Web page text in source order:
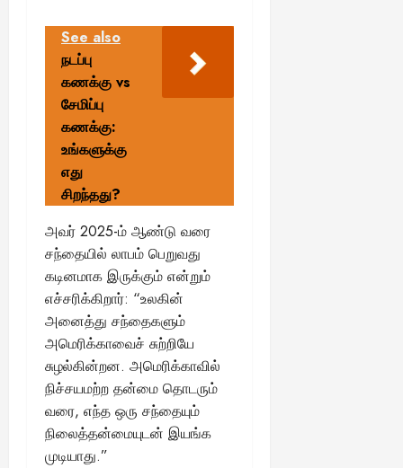
See also
நடப்பு
கணக்கு vs
சேமிப்பு
கணக்கு:
உங்களுக்கு
எது
சிறந்தது?
அவர் 2025-ம் ஆண்டு வரை
சந்தையில் லாபம் பெறுவது
கடினமாக இருக்கும் என்றும்
எச்சரிக்கிறார்: “உலகின்
அனைத்து சந்தைகளும்
அமெரிக்காவைச் சுற்றியே
சுழல்கின்றன. அமெரிக்காவில்
நிச்சயமற்ற தன்மை தொடரும்
வரை, எந்த ஒரு சந்தையும்
நிலைத்தன்மையுடன் இயங்க
முடியாது.”